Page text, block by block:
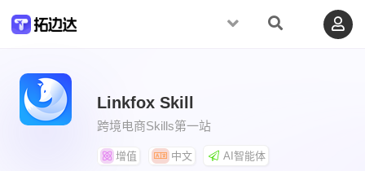
Linkfox Skill
跨境电商Skills第一站
增值 中文 AI智能体